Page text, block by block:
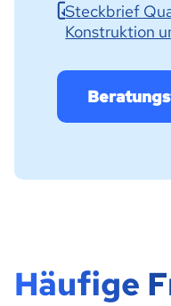
Steckbrief
Konstruktion
Häufige